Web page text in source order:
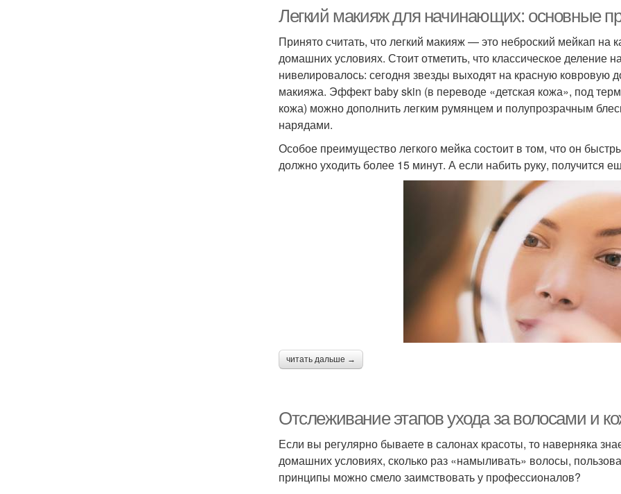
Легкий макияж для начинающих: основные
Принято считать, что легкий макияж — это неброский мейкап
домашних условиях. Стоит отметить, что классическое деление
нивелировалось: сегодня звезды выходят на красную ковровую
макияжа. Эффект baby skin (в переводе «детская кожа», под
кожа) можно дополнить легким румянцем и полупрозрачным
нарядами.
Особое преимущество легкого мейка состоит в том, что он
должно уходить более 15 минут. А если набить руку, получится
читать дальше →
Отслеживание этапов ухода за волосами и
Если вы регулярно бываете в салонах красоты, то наверняка
домашних условиях, сколько раз «намыливать» волосы,
принципы можно смело заимствовать у профессионалов?